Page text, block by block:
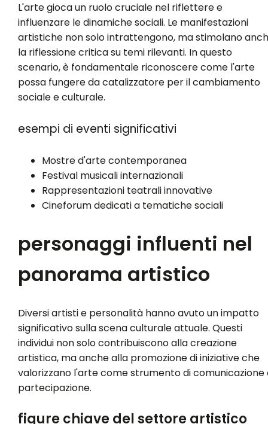
L'arte gioca un ruolo cruciale nel riflettere e
influenzare le dinamiche sociali. Le manifestazioni
artistiche non solo intrattengono, ma stimolano
la riflessione critica su temi rilevanti. In questo
scenario, è fondamentale riconoscere come l'arte
possa fungere da catalizzatore per il cambiamento
sociale e culturale.
esempi di eventi significativi
Mostre d'arte contemporanea
Festival musicali internazionali
Rappresentazioni teatrali innovative
Cineforum dedicati a tematiche sociali
personaggi influenti nel
panorama artistico
Diversi artisti e personalità hanno avuto un impatto
significativo sulla scena culturale attuale. Questi
individui non solo contribuiscono alla creazione
artistica, ma anche alla promozione di iniziative che
valorizzano l'arte come strumento di comunicazione
partecipazione.
figure chiave del settore artistico